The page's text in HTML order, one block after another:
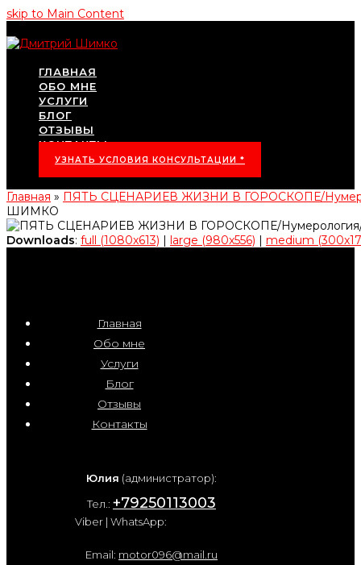
skip to Main Content
ГЛАВНАЯ
ОБО МНЕ
УСЛУГИ
БЛОГ
ОТЗЫВЫ
КОНТАКТЫ
УЗНАТЬ УСЛОВИЯ КОНСУЛЬТАЦИИ *
Главная » ПЯТЬ СЦЕНАРИЕВ ЖИЗНИ В ГОРОСКОПЕ/
ШИМКО
Downloads: full (1080x613) | large (980x556) | medium
Главная
Обо мне
Услуги
Блог
Отзывы
Контакты
Юлия (администратор):
Тел.: +79250113003
Viber | WhatsApp:
Email: motor096@mail.ru